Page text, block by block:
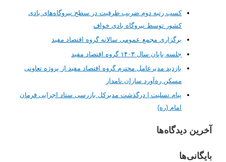
کسب رتبه دوم ضریب ظرفیت در سطح نیروگاه‌های بادی
کشور توسط نیروگاه بادی خواف
برگزاری مجمع عمومی سالانه گروه اقتصاد مفید
جلسه پایان سال ۱۴۰۳ گروه اقتصاد مفید
بازدید مدیرعامل محترم گروه اقتصاد مفید از پروژه تعاونی
مسکن ره‌آورد سازان نامدار
پیام تسلیت | درگذشت مدیرکل بازرسی ستاد اجرایی فرمان
دیدگاه‌ها